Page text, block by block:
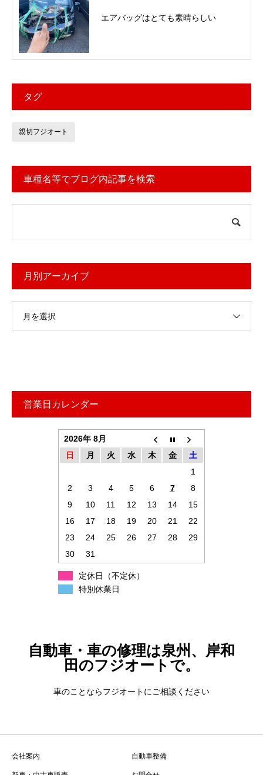
エアバッグはとても素晴らしい
タグ
親切フジオート
車種名等でブログ内記事を検索
月別アーカイブ
月を選択
営業日カレンダー
2026年 8月
日
月 火 水 木 金
土
1
2
3 4 5 6 7
8
9
10 11 12 13 14
15
16
17 18 19 20 21
22
23
24 25 26 27 28
29
30
31
定休日（不定休）
特別休業日
自動車・車の修理は泉州、岸和
田のフジオートで。
車のことならフジオートにご相談ください
会社案内 自動車整備